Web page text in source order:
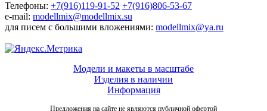
Телефоны: +7(916)119-91-52 +7(916)806-53-67
e-mail: modellmix@modellmix.su
для писем с большими вложениями: modellmix@ya.ru
Модели и макеты в масштабе
Изделия в наличии
Информация
Предложения на сайте не являются публичной офертой